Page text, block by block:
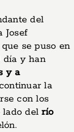
del
Josef
se puso en
día y han
y a
la
con los
lado delrío